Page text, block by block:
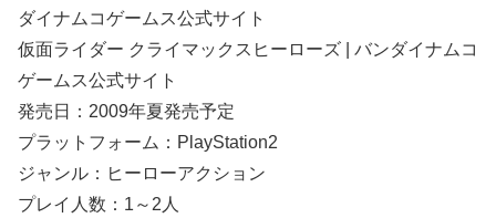
仮面ライダー クライマックスヒーローズ | バンダイナムコ
ゲームス公式サイト
発売日：2009年夏発売予定
プラットフォーム：PlayStation2
ジャンル：ヒーローアクション
プレイ人数：1～2人